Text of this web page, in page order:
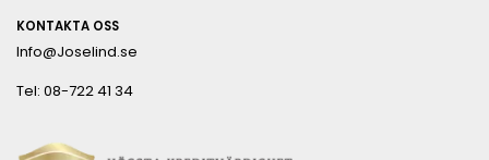
KONTAKTA OSS
Info@Joselind.se
Tel: 08-722 41 34